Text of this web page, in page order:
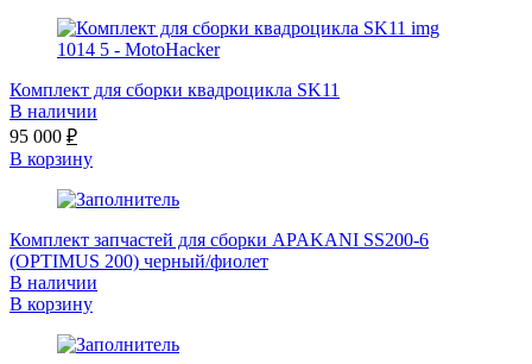
Комплект для сборки квадроцикла SK11
В наличии
95 000 ₽
В корзину
Комплект запчастей для сборки APAKANI SS200-6
(OPTIMUS 200) черный/фиолет
В наличии
В корзину